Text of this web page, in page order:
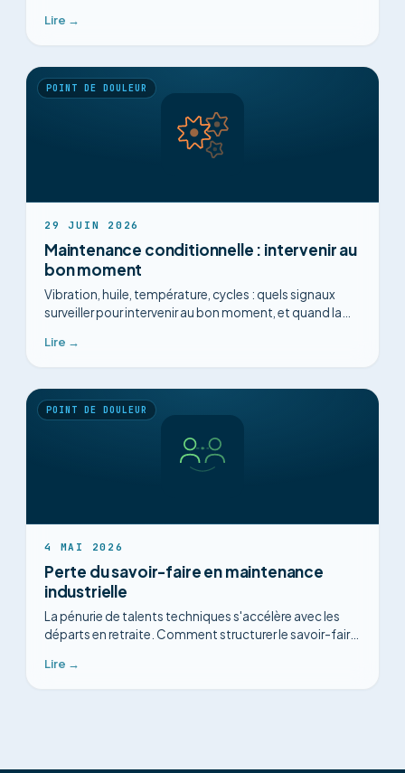
Lire →
POINT DE DOULEUR
29 JUIN 2026
Maintenance conditionnelle : intervenir au
bon moment
Vibration, huile, température, cycles : quels signaux
surveiller pour intervenir au bon moment, et quand la
Lire →
POINT DE DOULEUR
4 MAI 2026
Perte du savoir-faire en maintenance
industrielle
La pénurie de talents techniques s'accélère avec les
départs en retraite. Comment structurer le savoir-faire
Lire →